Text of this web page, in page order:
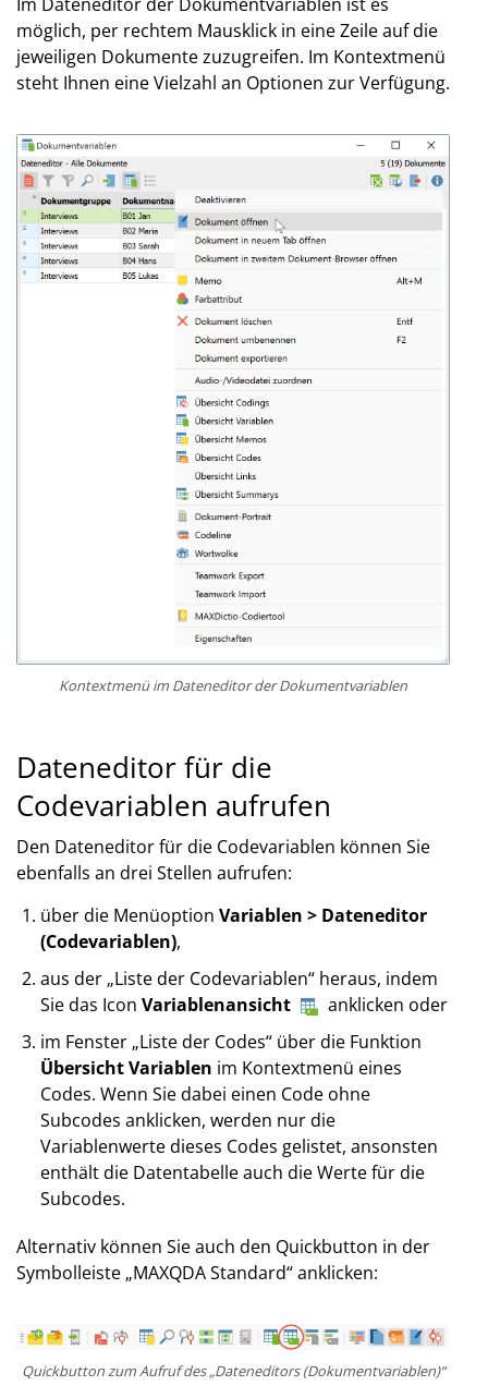
möglich, per rechtem Mausklick in eine Zeile auf die
jeweiligen Dokumente zuzugreifen. Im Kontextmenü
steht Ihnen eine Vielzahl an Optionen zur Verfügung.
Kontextmenü im Dateneditor der Dokumentvariablen
Dateneditor für die
Codevariablen aufrufen
Den Dateneditor für die Codevariablen können Sie
ebenfalls an drei Stellen aufrufen:
über die MenüoptionVariablen > Dateneditor
(Codevariablen),
aus der „Liste der Codevariablen“ heraus, indem
Sie das IconVariablenansicht
anklicken oder
im Fenster „Liste der Codes“ über die Funktion
Übersicht Variablen im Kontextmenü eines
Codes. Wenn Sie dabei einen Code ohne
Subcodes anklicken, werden nur die
Variablenwerte dieses Codes gelistet, ansonsten
enthält die Datentabelle auch die Werte für die
Subcodes.
Alternativ können Sie auch den Quickbutton in der
Symbolleiste „MAX­QDA Standard“ anklicken:
Quickbutton zum Aufruf des „Dateneditors (Dokumentvariablen)“